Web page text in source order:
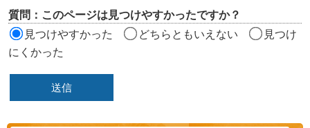
質問：このページは見つけやすかったですか？
見つけやすかった
どちらともいえない
見つけ
にくかった